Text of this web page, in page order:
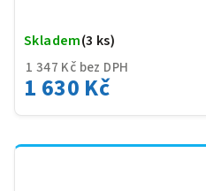
1 347 Kč bez DPH
1 630 Kč
Skladem(3 ks)